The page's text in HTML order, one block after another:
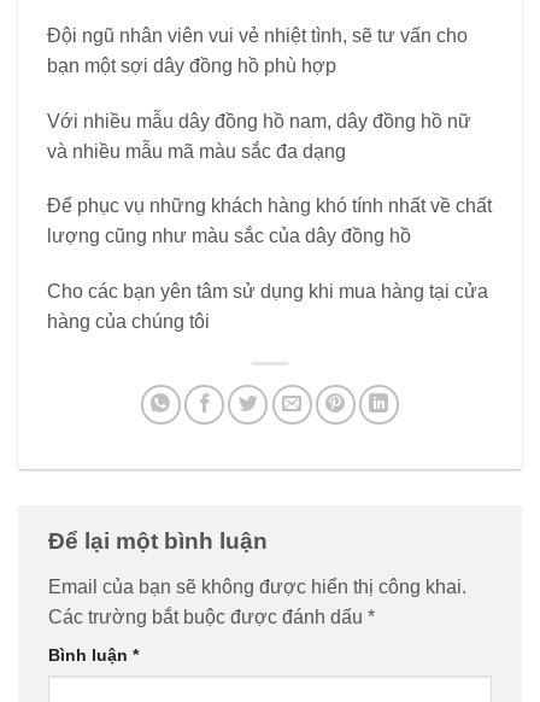
Đội ngũ nhân viên vui vẻ nhiệt tình, sẽ tư vấn cho
bạn một sợi dây đồng hồ phù hợp
Với nhiều mẫu dây đồng hồ nam, dây đồng hồ nữ
và nhiều mẫu mã màu sắc đa dạng
Để phục vụ những khách hàng khó tính nhất về chất
lượng cũng như màu sắc của dây đồng hồ
Cho các bạn yên tâm sử dụng khi mua hàng tại cửa
hàng của chúng tôi
Để lại một bình luận
Email của bạn sẽ không được hiển thị công khai.
Các trường bắt buộc được đánh dấu *
Bình luận *